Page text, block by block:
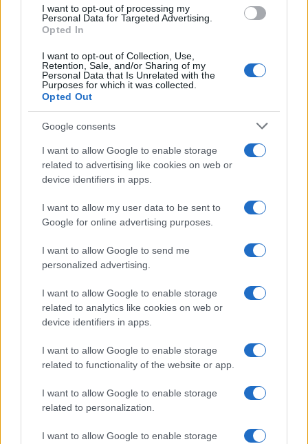
I want to opt-out of processing my
Personal Data for Targeted Advertising.
Opted In
I want to opt-out of Collection, Use,
Retention, Sale, and/or Sharing of my
Personal Data that Is Unrelated with the
Purposes for which it was collected.
Opted Out
Google consents
I want to allow Google to enable storage
related to advertising like cookies on web or
device identifiers in apps.
I want to allow my user data to be sent to
Google for online advertising purposes.
I want to allow Google to send me
personalized advertising.
I want to allow Google to enable storage
related to analytics like cookies on web or
device identifiers in apps.
I want to allow Google to enable storage
related to functionality of the website or app.
I want to allow Google to enable storage
related to personalization.
I want to allow Google to enable storage
con Bruxelles per poi vedersi scavalcati da
Berlino. La scelta di includere gli e-fuel e di
nel Belpaese, da Conftrasporto all’Unem. Anche
per l’eurodeputato Massimiliano Salini, che ha
negoziato personalmente il testo in Commissione
Trasporti al Parlamento Europeo, la
discriminazione sulle tipologie di alimentazioni
non sarebbe tecnicamente possibile. “Il ‘recital’
parla solo di ‘Co2 neutral fuels’ – spiega – Sono
sugli specchi equale acrobazia linguistica
inventerà la Commissione Europea per includere
gli e-fuels e non i biocarburanti”. “Sul piano
tecnico – continua Salini all’
l’esclusione di questi ultimi è infatti impossibile,
visto che si tratta di carburanti la cui ‘neutralità’ si
basa, esattamente come per gli e-fuels, su una
compensazione tra la Co2 sottratta nella loro
produzione e quella emessa nell’utilizzo dei
carburanti sta nel fatto che i sintetici (e-fuel) “si
costano molto di più”, al confronto con una